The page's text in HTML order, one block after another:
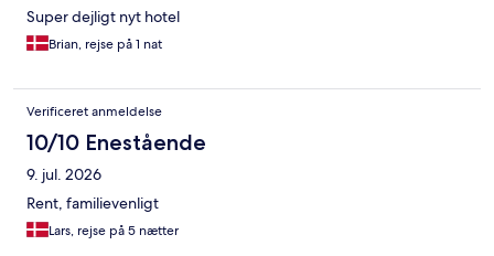
Super dejligt nyt hotel
Brian, rejse på 1 nat
Verificeret anmeldelse
10/10 Enestående
9. jul. 2026
Rent, familievenligt
Lars, rejse på 5 nætter